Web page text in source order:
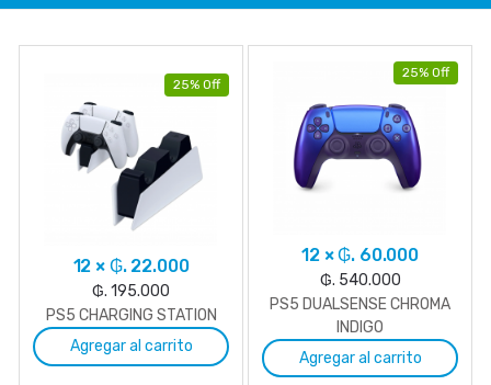
25% Off
12 × ₲. 22.000
₲. 195.000
PS5 CHARGING STATION
Agregar al carrito
25% Off
12 × ₲. 60.000
₲. 540.000
PS5 DUALSENSE CHROMA
INDIGO
Agregar al carrito